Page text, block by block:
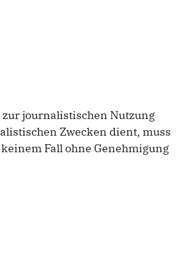
journalistischen Nutzung
Zwecken dient, muss
Fall ohne Genehmigung